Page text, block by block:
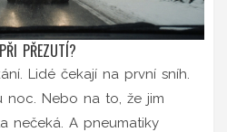
PŘEZUTÍ?
Lidé čekají na první sníh.
noc. Nebo na to, že jim
nečeká. A pneumatiky